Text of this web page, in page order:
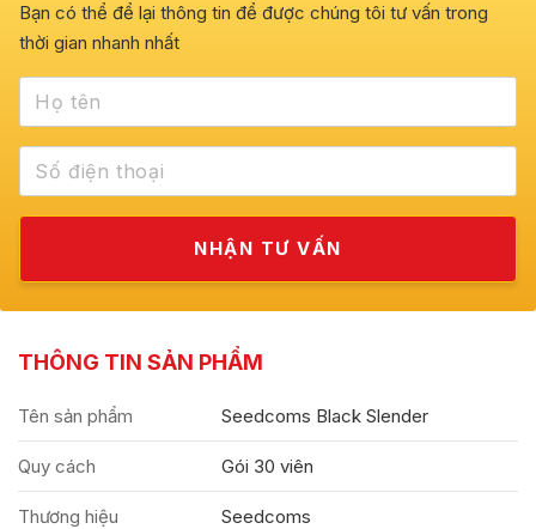
Bạn có thể để lại thông tin để được chúng tôi tư vấn trong
thời gian nhanh nhất
THÔNG TIN SẢN PHẨM
Tên sản phẩm Seedcoms Black Slender
Quy cách Gói 30 viên
Thương hiệu Seedcoms